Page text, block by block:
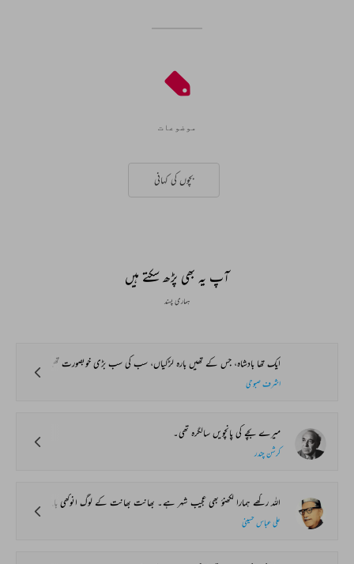
موضوعات
بچوں کی کہانی
آپ یہ بھی پڑھ سکتے ہیں
ہماری پسند
ایک تھا بادشاہ، جس کے تھیں بارہ لڑکیاں، سب کی سب بڑی خوبصورت تھیں۔ سب ایک ہی ساتھ رہتیں اور ایک ہی کمرے میں سوتیں، سب کی چارپائیاں کمرے میں برابر سے لگی ہوئی تھیں۔ جب لڑکیاں سوجاتیں توبادشاہ خوآکرباہر سے کمرے کا دروازہ بندکردیتا۔ بادشاہ کوڈرتاتھا کہ لڑکیوں کوکہیں کوئی تکلیف نہ پہنچ جائے۔ اس لئے وہ ہررات کودروازہ بند کردیتاتھا اورصبح سویرے ہی کھول جاتا۔
اشرف صبوحی
میرے بچے کی پانچویں سالگرہ تھی۔
کرشن چندر
اللہ رکھے ہمارا لکھنؤ بھی عجیب شہر ہے۔ بھانت بھانت کے لوگ انوکھی باتیں یہاں کے ہر باشندے کی الگ ریت ہے۔ امیروں رئیسوں کو تو جانے دیجئے روپئے کی گرمی ہر جگہ ہر دل و دماغ میں نیا ابال پیدا کرتی ہے۔ اس لئے دولت والوں کو تو چھوڑیئے یہاں کے غریبوں بلکہ بھکاریوں کے بھی نئے نئے انداز ہوتے ہیں۔ جھونپڑیوں میں رہنے والے اگر محلوں کے خواب دیکھیں تو کوئی تعجب کی بات نہیں، مگر اس شہر کے فٹ پاتھ پر پڑے رہنے والے فقیر بھی شیر مال اور پلاؤ سے کم درجے کی چیز کھانے کے لائق نہیں سمجھتے۔ جھوٹ نہیں کہتا، ایک سچی کہانی سنو! ایسی جو کان کی سنی نہیں آنکھ کی دیکھی ہے۔
علی عباس حسینی